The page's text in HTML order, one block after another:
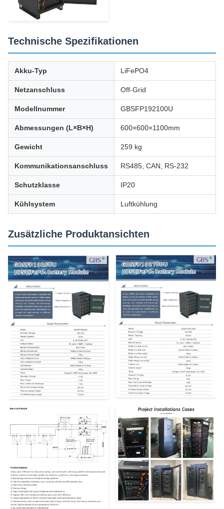
Technische Spezifikationen
Akku-Typ LiFePO4
Netzanschluss Off-Grid
Modellnummer GBSFP192100U
Abmessungen (L×B×H) 600×600×1100mm
Gewicht 259 kg
Kommunikationsanschluss RS485, CAN, RS-232
Schutzklasse IP20
Kühlsystem Luftkühlung
Zusätzliche Produktansichten